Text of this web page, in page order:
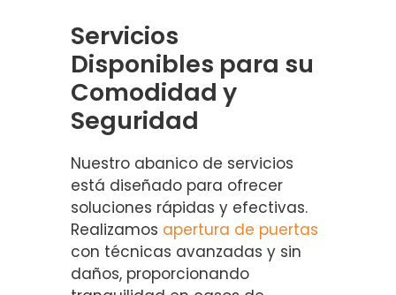
Servicios
Disponibles para su
Comodidad y
Seguridad
Nuestro abanico de servicios
está diseñado para ofrecer
soluciones rápidas y efectivas.
Realizamos apertura de puertas
con técnicas avanzadas y sin
daños, proporcionando